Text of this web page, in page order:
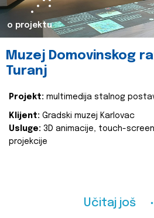
o projektu
Muzej Domovinskog
Turanj
Projekt: multimedija stalnog
Klijent: Gradski muzej Karlovac
Usluge: 3D animacije, touch-
projekcije
Učitaj još